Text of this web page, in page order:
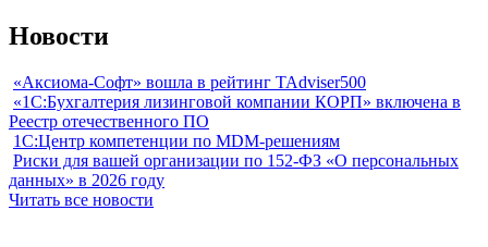
Новости
«Аксиома-Софт» вошла в рейтинг TAdviser500
«1С:Бухгалтерия лизинговой компании КОРП» включена в
Реестр отечественного ПО
1С:Центр компетенции по MDM-решениям
Риски для вашей организации по 152-ФЗ «О персональных
данных» в 2026 году
Читать все новости